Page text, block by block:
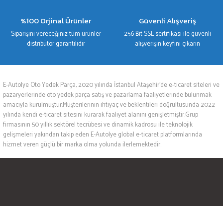
%100 Orjinal Ürünler
Siparişini vereceğiniz tüm ürünler
distribütör garantilidir
Güvenli Alışveriş
256 Bit SSL sertifikası ile güvenli
alışverişin keyfini çıkarın
E-Autolye Oto Yedek Parça, 2020 yılında İstanbul Ataşehir’de e-ticaret siteleri ve
pazaryerlerinde oto yedek parça satış ve pazarlama faaliyetlerinde bulunmak
amacıyla kurulmuştur.Müşterilerinin ihtiyaç ve beklentileri doğrultusunda 2022
yılında kendi e-ticaret sitesini kurarak faaliyet alanını genişletmiştir.Grup
firmasının 50 yıllık sektörel tecrübesi ve dinamik kadrosu ile teknolojik
gelişmeleri yakından takip eden E-Autolye global e-ticaret platformlarında
hizmet veren güçlü bir marka olma yolunda ilerlemektedir.